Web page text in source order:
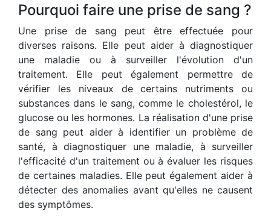
Pourquoi faire une prise de sang ?
Une prise de sang peut être effectuée pour
diverses raisons. Elle peut aider à diagnostiquer
une maladie ou à surveiller l'évolution d'un
traitement. Elle peut également permettre de
vérifier les niveaux de certains nutriments ou
substances dans le sang, comme le cholestérol, le
glucose ou les hormones. La réalisation d'une prise
de sang peut aider à identifier un problème de
santé, à diagnostiquer une maladie, à surveiller
l'efficacité d'un traitement ou à évaluer les risques
de certaines maladies. Elle peut également aider à
détecter des anomalies avant qu'elles ne causent
des symptômes.